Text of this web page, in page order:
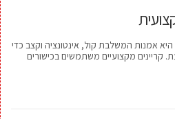
היא אמנות המשלבת קול, אינטונציה וקצב כדי
קריינים מקצועיים משתמשים בכישורים